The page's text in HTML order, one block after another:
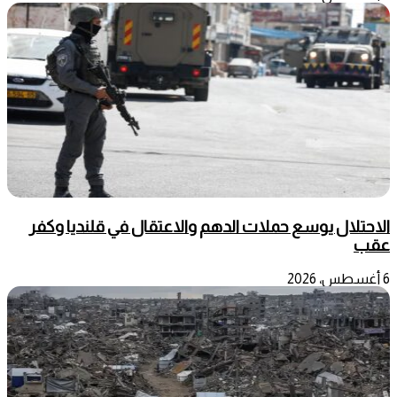
الاحتلال يوسع حملات الدهم والاعتقال في قلنديا وكفر
عقب
6 أغسطس، 2026